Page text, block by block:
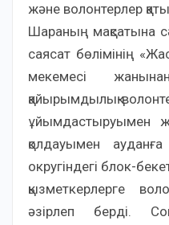
және волонтерлер
Шараның мақсатына
саясат бөлімінің
мекемесі
қайырымдылық-
ұйымдастыруымен
қолдауымен
округіндегі блок-
қызметкерлерге
әзірлеп берді.